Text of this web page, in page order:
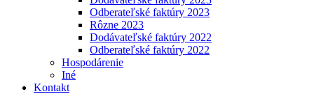
Odberateľské faktúry 2023
Rôzne 2023
Dodávateľské faktúry 2022
Odberateľské faktúry 2022
Hospodárenie
Iné
Kontakt